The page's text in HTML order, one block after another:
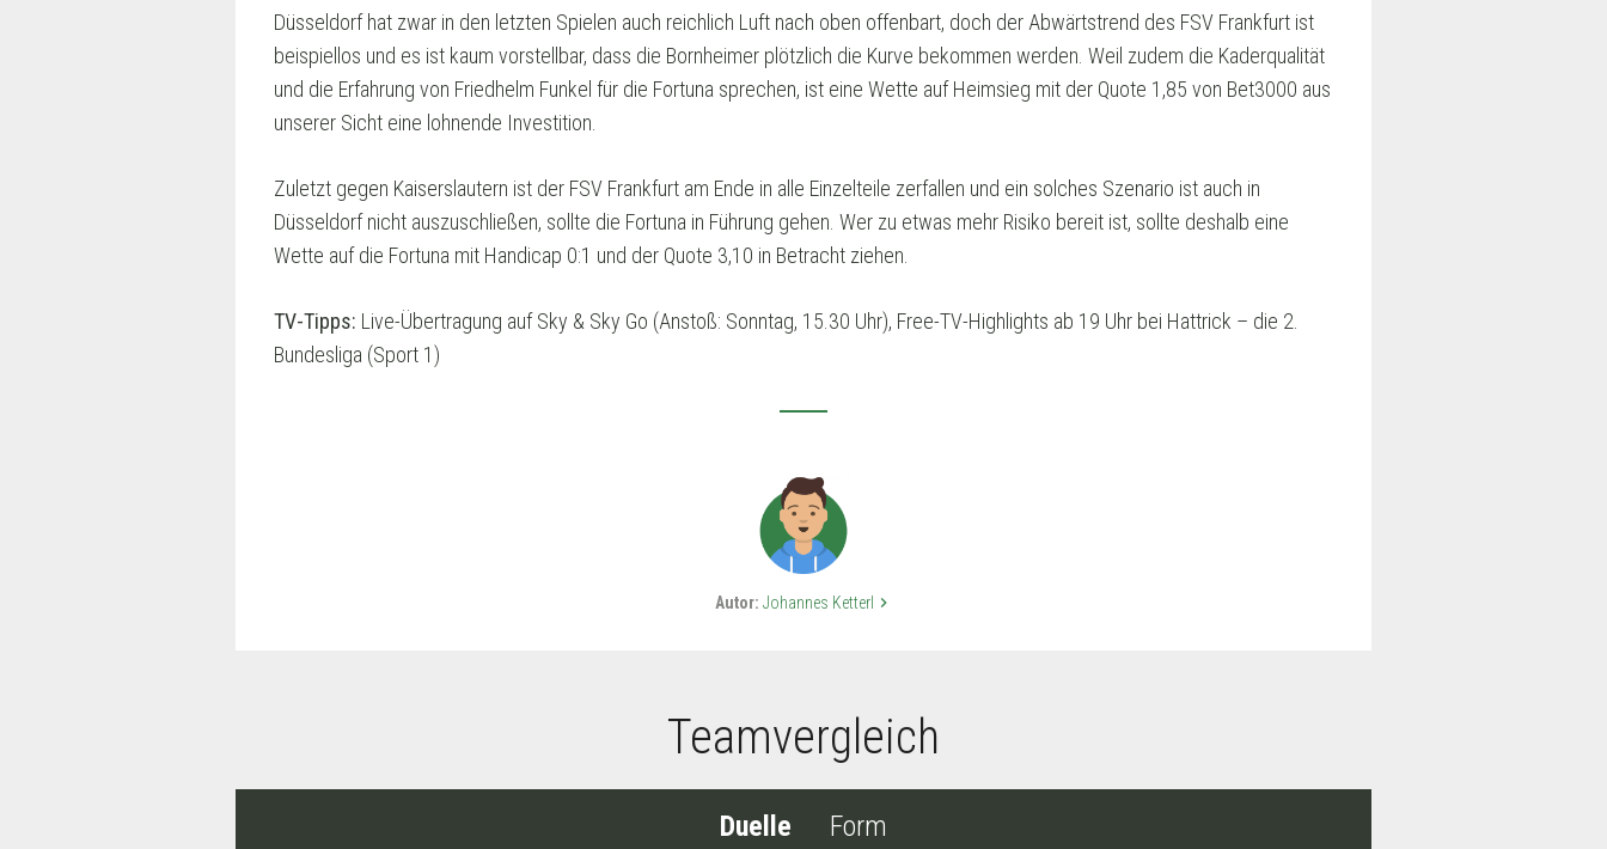
Düsseldorf hat zwar in den letzten Spielen auch reichlich Luft nach oben offenbart, doch der Abwärtstrend des FSV Frankfurt ist
beispiellos und es ist kaum vorstellbar, dass die Bornheimer plötzlich die Kurve bekommen werden. Weil zudem die Kaderqualität
und die Erfahrung von Friedhelm Funkel für die Fortuna sprechen, ist eine Wette auf Heimsieg mit der Quote 1,85 von Bet3000 aus
unserer Sicht eine lohnende Investition.
Zuletzt gegen Kaiserslautern ist der FSV Frankfurt am Ende in alle Einzelteile zerfallen und ein solches Szenario ist auch in
Düsseldorf nicht auszuschließen, sollte die Fortuna in Führung gehen. Wer zu etwas mehr Risiko bereit ist, sollte deshalb eine
Wette auf die Fortuna mit Handicap 0:1 und der Quote 3,10 in Betracht ziehen.
TV-Tipps: Live-Übertragung auf Sky & Sky Go (Anstoß: Sonntag, 15.30 Uhr), Free-TV-Highlights ab 19 Uhr bei Hattrick – die 2.
Bundesliga (Sport 1)
Autor: Johannes Ketterl keyboard_arrow_right
Teamvergleich
Duelle Form